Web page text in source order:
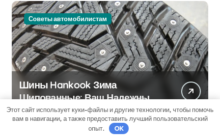
Советы автомобилистам
Шины Hankook Зима
Шипованные: Ваш Надежный
Партнёр на Снежных Дорогах
Этот сайт использует куки-файлы и другие технологии, чтобы помочь
вам в навигации, а также предоставить лучший пользовательский
опыт.
OK